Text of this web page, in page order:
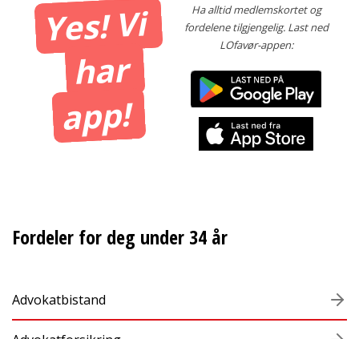
Yes! Vi
har
app!
Ha alltid medlemskortet og
fordelene tilgjengelig. Last ned
LOfavør-appen:
Fordeler for deg under 34 år
Advokatbistand